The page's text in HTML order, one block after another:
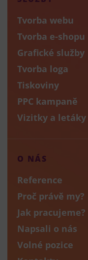
Tvorba webu
Tvorba e-shopu
Grafické služby
Tvorba loga
Tiskoviny
PPC kampaně
Vizitky a letáky
O NÁS
Reference
Proč právě my?
Jak pracujeme?
Napsali o nás
Volné pozice